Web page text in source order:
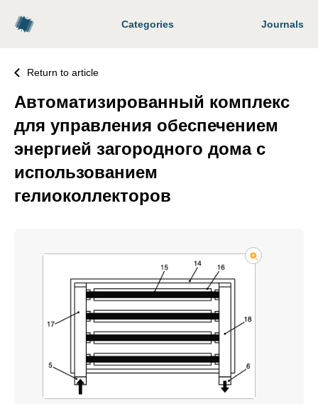
Categories Journals
Return to article
Автоматизированный комплекс
для управления обеспечением
энергией загородного дома с
использованием
гелиоколлекторов